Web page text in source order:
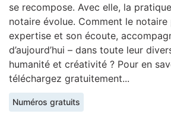
se recompose. Avec elle, la
notaire évolue. Comment le
expertise et son écoute,
d’aujourd’hui – dans toute leur
humanité et créativité ? Pour en
téléchargez gratuitement...
Numéros gratuits